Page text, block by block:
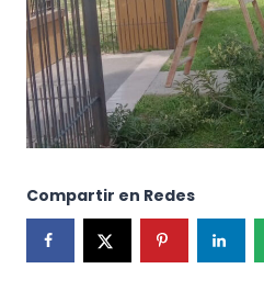
Compartir en Redes